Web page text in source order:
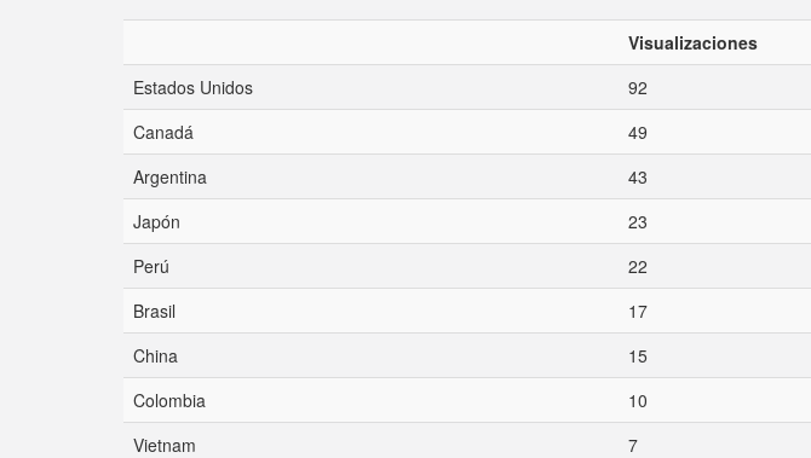
Visualizaciones
Estados Unidos
92
Canadá
49
Argentina
43
Japón
23
Perú
22
Brasil
17
China
15
Colombia
10
Vietnam
7